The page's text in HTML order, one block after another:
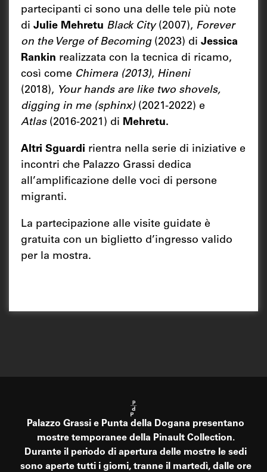
partecipanti ci sono una delle tele più note
di Julie Mehretu Black City (2007), Forever
on the Verge of Becoming (2023) di Jessica
Rankin realizzata con la tecnica di ricamo,
così come Chimera (2013), Hineni
(2018), Your hands are like two shovels,
digging in me (sphinx) (2021-2022) e
Atlas (2016-2021) di Mehretu.
Altri Sguardi rientra nella serie di iniziative e
incontri che Palazzo Grassi dedica
all’amplificazione delle voci di persone
migranti.
La partecipazione alle visite guidate è
gratuita con un biglietto d’ingresso valido
per la mostra.
Palazzo Grassi e Punta della Dogana presentano
mostre temporanee della Pinault Collection.
Durante il periodo di apertura delle mostre le sedi
sono aperte tutti i giorni, tranne il martedì, dalle ore